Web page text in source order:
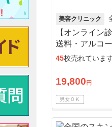
美容クリニック
【オンライン
送料・アルコ
45枚売れていま
19,800 円
男女ＯＫ